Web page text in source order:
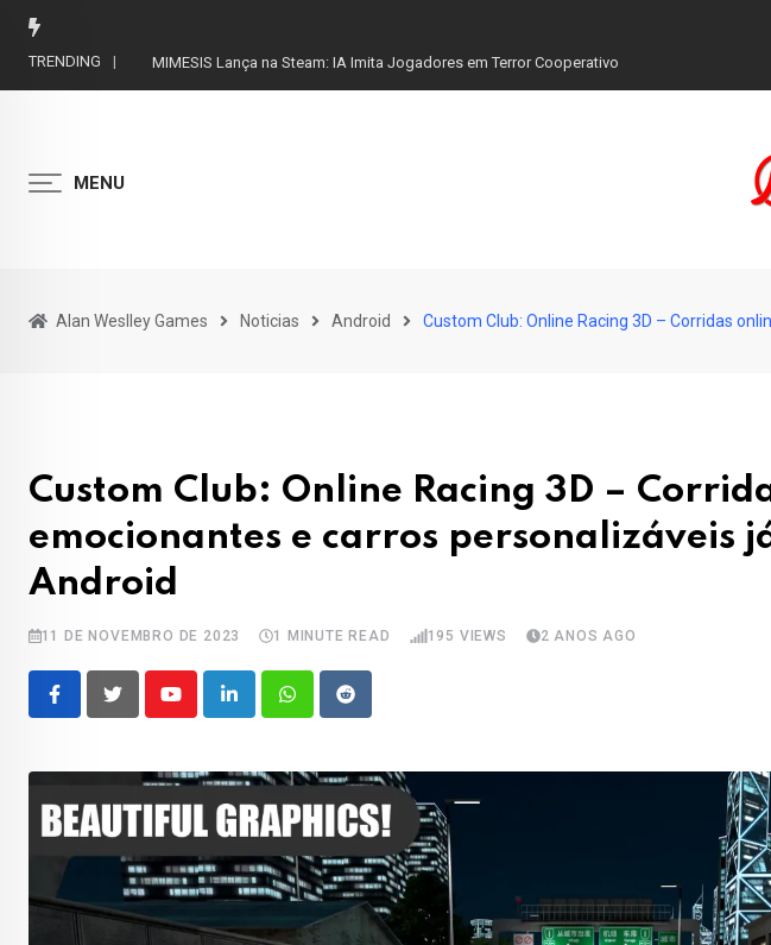
Skip
TRENDING MIMESIS Lança na Steam: IA Imita Jogadores em Terror Cooperativo
MENU
Alan Weslley Games Noticias Android Custom Club: Online Racing 3D – Corridas
Custom Club: Online Racing 3D –
emocionantes e carros personalizáveis
Android
11 DE NOVEMBRO DE 2023 1 MINUTE READ 195 VIEWS 2 ANOS AGO
YoutubeLinkedInWhatsappReddit